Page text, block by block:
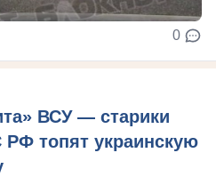
0
ВСУ — старики
РФ топят украинскую